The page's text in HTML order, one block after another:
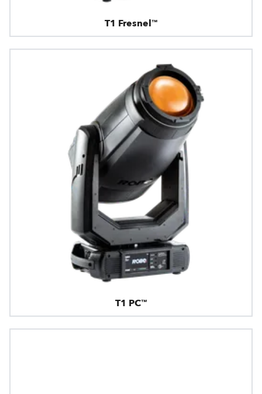
T1 Fresnel™
T1 PC™